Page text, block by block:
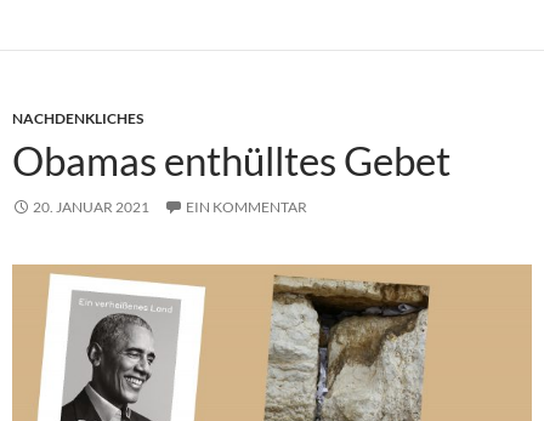
NACHDENKLICHES
Obamas enthülltes Gebet
20. JANUAR 2021 EIN KOMMENTAR